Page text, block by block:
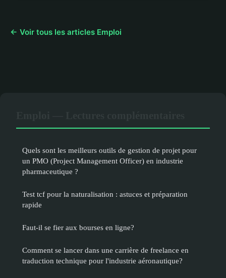
← Voir tous les articles Emploi
Quels sont les meilleurs outils de gestion de projet pour
un PMO (Project Management Officer) en industrie
pharmaceutique ?
Test tcf pour la naturalisation : astuces et préparation
rapide
Faut-il se fier aux bourses en ligne?
Comment se lancer dans une carrière de freelance en
traduction technique pour l'industrie aéronautique?